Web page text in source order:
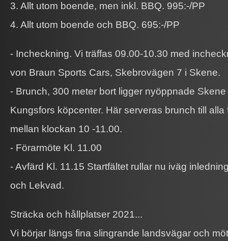
3. Allt utom boende, men inkl. BBQ. 995:-/PP
4. Allt utom boende och BBQ. 695:-/PP
- Incheckning. Vi träffas 09.00-10.30 med
von Braun Sports Cars, Skebrovägen 7 i Skene.
- Brunch, 300 meter bort ligger nyöppnade Skene
Kungsfors köpcenter. Här serveras brunch till
mellan klockan 10 -11.00.
- Förarmöte Kl. 11.00
- Avfärd Kl. 11.15 Startfältet rullar nu iväg
och Lekvad.
Sträcka och hållplatser 2021...
Vi börjar längs fina slingrande landsvägar och